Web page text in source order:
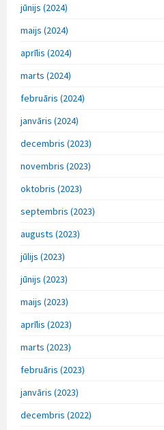
jūnijs (2024)
maijs (2024)
aprīlis (2024)
marts (2024)
februāris (2024)
janvāris (2024)
decembris (2023)
novembris (2023)
oktobris (2023)
septembris (2023)
augusts (2023)
jūlijs (2023)
jūnijs (2023)
maijs (2023)
aprīlis (2023)
marts (2023)
februāris (2023)
janvāris (2023)
decembris (2022)